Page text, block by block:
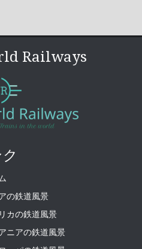
Railways
の鉄道風景
カの鉄道風景
ニアの鉄道風景